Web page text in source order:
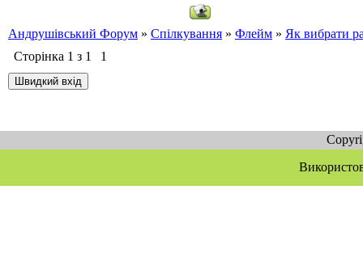
Андрушівський Форум » Спілкування » Флейм » Як вибрати
Сторінка 1 з 1 1